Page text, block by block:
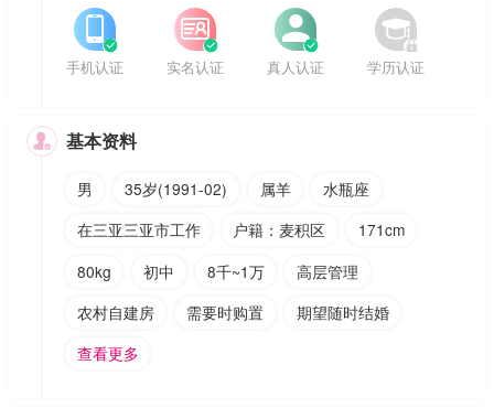


手机认证


实名认证


真人认证


学历认证
 基本资料
男 35岁(1991-02) 属羊
水瓶座
在三亚三亚市工作
户籍：麦积区
171cm
80kg
初中 8千~1万
高层管理
农村自建房
需要时购置
期望随时结婚
查看更多